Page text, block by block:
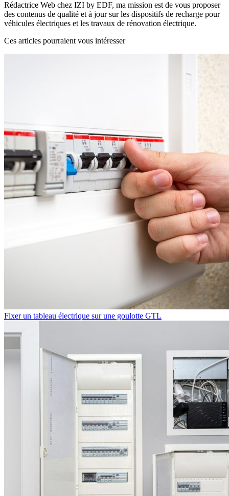
Rédactrice Web chez IZI by EDF, ma mission est de vous proposer
des contenus de qualité et à jour sur les dispositifs de recharge pour
véhicules électriques et les travaux de rénovation électrique.
Ces articles pourraient vous intéresser
Fixer un tableau électrique sur une goulotte GTL